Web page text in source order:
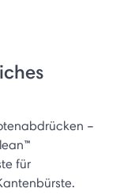
–
für